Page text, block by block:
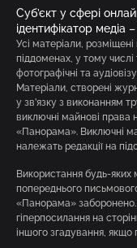
Суб’єкт у сфері
ідентифікатор медіа
Усі матеріали,
піддоменах, у тому числі
фотографічні та
Матеріали, створені
у зв’язку з виконанням
виключні майнові права
«Панорама». Виключні
належать редакції на
Використання будь-яких
попереднього
«Панорама» заборонено.
гіперпосилання на
іншого згадування, якщо